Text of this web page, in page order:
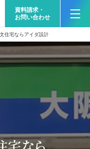
資料請求・
お問い合わせ
住宅ならアイダ設計